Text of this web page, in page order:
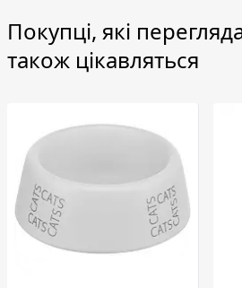
Покупці, які
також цікавляться